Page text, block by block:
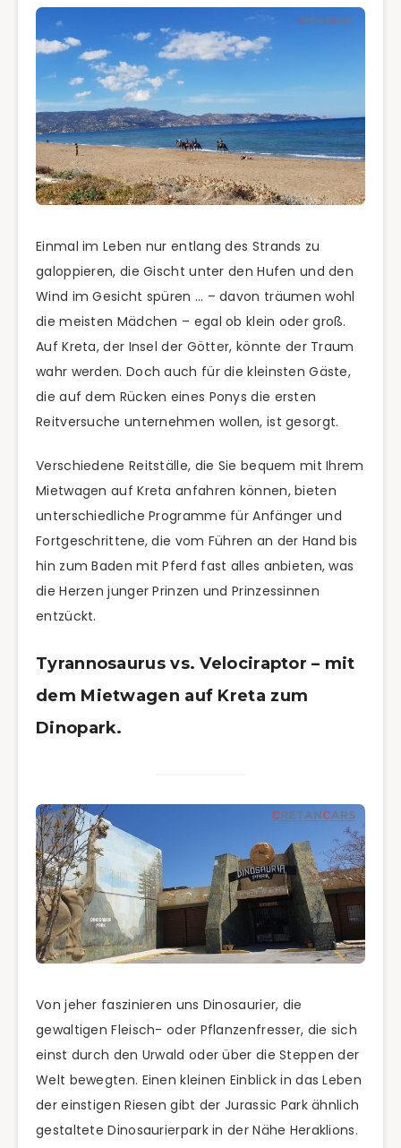
Einmal im Leben nur entlang des Strands zu
galoppieren, die Gischt unter den Hufen und den
Wind im Gesicht spüren … – davon träumen wohl
die meisten Mädchen – egal ob klein oder groß.
Auf Kreta, der Insel der Götter, könnte der Traum
wahr werden. Doch auch für die kleinsten Gäste,
die auf dem Rücken eines Ponys die ersten
Reitversuche unternehmen wollen, ist gesorgt.
Verschiedene Reitställe, die Sie bequem mit Ihrem
Mietwagen auf Kreta anfahren können, bieten
unterschiedliche Programme für Anfänger und
Fortgeschrittene, die vom Führen an der Hand bis
hin zum Baden mit Pferd fast alles anbieten, was
die Herzen junger Prinzen und Prinzessinnen
entzückt.
Tyrannosaurus vs. Velociraptor – mit
dem Mietwagen auf Kreta zum
Dinopark.
Von jeher faszinieren uns Dinosaurier, die
gewaltigen Fleisch- oder Pflanzenfresser, die sich
einst durch den Urwald oder über die Steppen der
Welt bewegten. Einen kleinen Einblick in das Leben
der einstigen Riesen gibt der Jurassic Park ähnlich
gestaltete Dinosaurierpark in der Nähe Heraklions.